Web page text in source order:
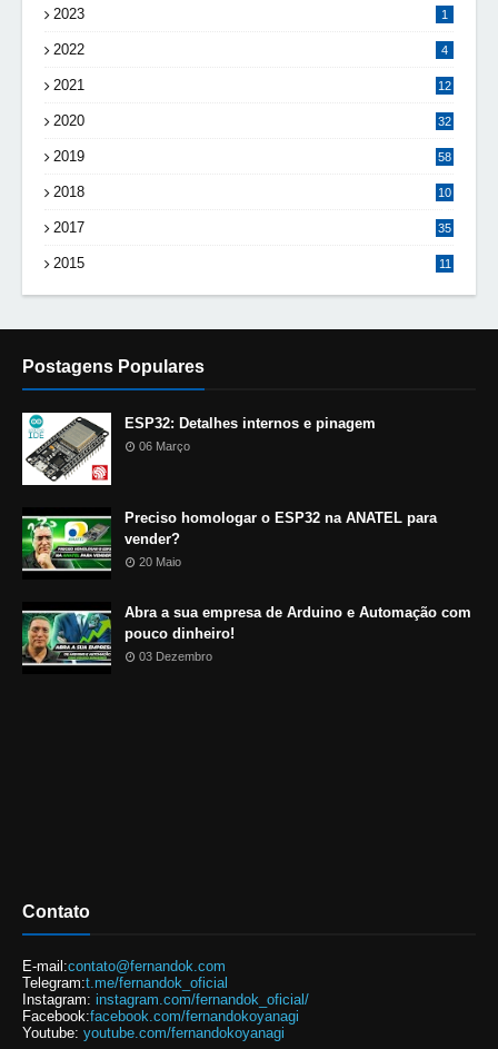
2023 1
2022 4
2021 12
2020 32
2019 58
2018
10
2017 35
2015 11
Postagens Populares
ESP32: Detalhes internos e pinagem
06 Março
Preciso homologar o ESP32 na ANATEL para
vender?
20 Maio
Abra a sua empresa de Arduino e Automação com
pouco dinheiro!
03 Dezembro
Contato
E-mail:contato@fernandok.com
Telegram:t.me/fernandok_oficial
Instagram: instagram.com/fernandok_oficial/
Facebook:facebook.com/fernandokoyanagi
Youtube: youtube.com/fernandokoyanagi